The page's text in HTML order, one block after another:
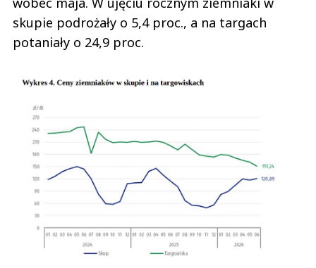
skupie podrożały o 5,4 proc., a na targach
potaniały o 24,9 proc.